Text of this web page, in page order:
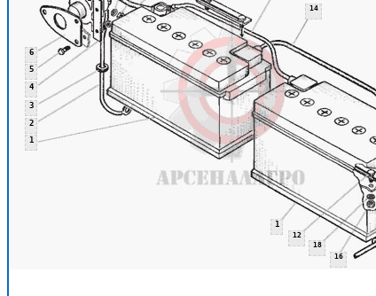
1
1
2
3
4
5
6
12
14
16
18